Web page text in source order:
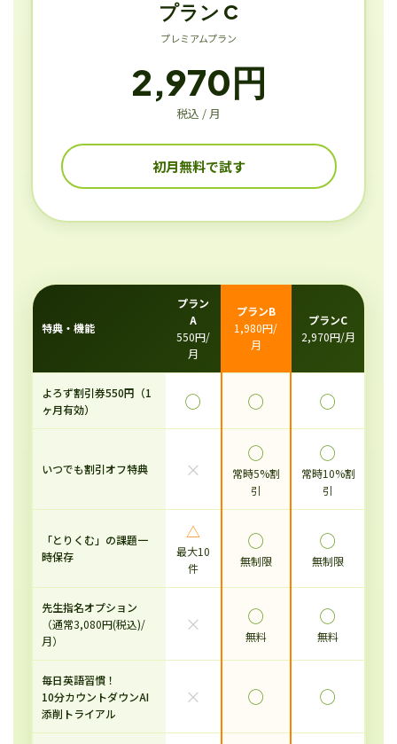
プラン C
プレミアムプラン
2,970円
税込 / 月
初月無料で試す
特典・機能
プラン
A
550円/
月
プランB
1,980円/
月
プランC
2,970円/月
よろず割引券550円（1
ヶ月有効）
◯ ◯ ◯
いつでも割引オフ特典 ×
◯
常時5%割
引
◯
常時10%割
引
「とりくむ」の課題一
時保存
△
最大10
件
◯
無制限
◯
無制限
先生指名オプション
（通常3,080円(税込)/
月）
× ◯
無料
◯
無料
毎日英語習慣！
10分カウントダウンAI
添削トライアル
× ◯ ◯